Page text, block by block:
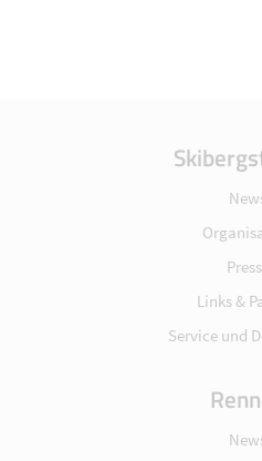
Links &
Service und